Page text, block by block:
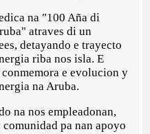
na "100 Aña di
atraves di un
detayando e trayecto
riba nos isla. E
e evolucion y
na Aruba.
na nos empleadonan,
pa nan apoyo